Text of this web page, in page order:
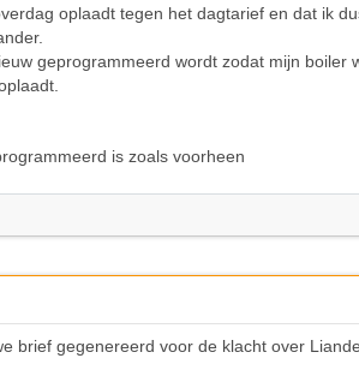
oplaadt tegen het dagtarief en dat ik
geprogrammeerd wordt zodat mijn boiler
is zoals voorheen
brief gegenereerd voor de klacht over